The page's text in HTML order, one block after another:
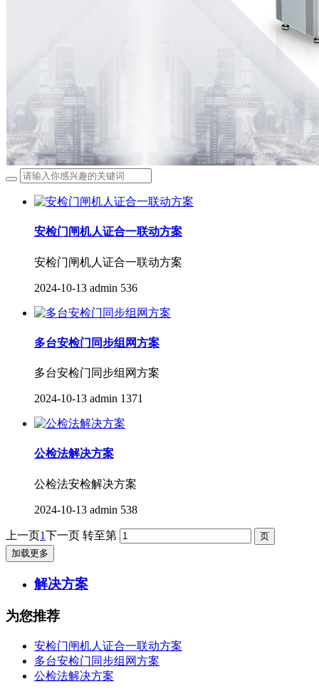
安检门闸机人证合一联动方案
安检门闸机人证合一联动方案
2024-10-13 admin 536
多台安检门同步组网方案
多台安检门同步组网方案
2024-10-13 admin 1371
公检法解决方案
公检法安检解决方案
2024-10-13 admin 538
上一页1下一页 转至第
加载更多
解决方案
为您推荐
安检门闸机人证合一联动方案
多台安检门同步组网方案
公检法解决方案